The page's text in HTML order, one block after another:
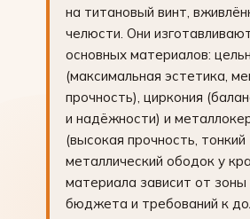
на титановый винт,
челюсти. Они
основных материалов:
(максимальная эстетика,
прочность), циркония
и надёжности) и
(высокая прочность, тонкий
металлический ободок у
материала зависит от зоны
бюджета и требований к